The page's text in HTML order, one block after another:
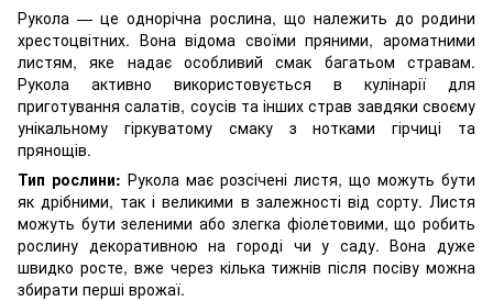
Рукола — це однорічна рослина, що належить до родини
хрестоцвітних. Вона відома своїми пряними, ароматними
листям, яке надає особливий смак багатьом стравам.
Рукола активно використовується в кулінарії для
приготування салатів, соусів та інших страв завдяки своєму
унікальному гіркуватому смаку з нотками гірчиці та
прянощів.
Тип рослини: Рукола має розсічені листя, що можуть бути
як дрібними, так і великими в залежності від сорту. Листя
можуть бути зеленими або злегка фіолетовими, що робить
рослину декоративною на городі чи у саду. Вона дуже
швидко росте, вже через кілька тижнів після посіву можна
збирати перші врожаї.